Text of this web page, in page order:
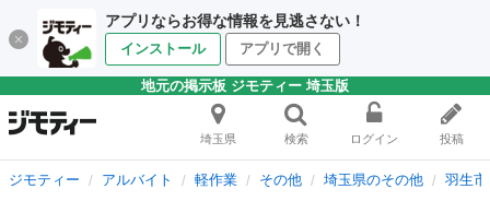
アプリならお得な情報を見逃さない！
インストール アプリで開く
地元の掲示板 ジモティー 埼玉版
埼玉県 検索 ログイン 投稿
ジモティー アルバイト 軽作業 その他 埼玉県のその他 羽生